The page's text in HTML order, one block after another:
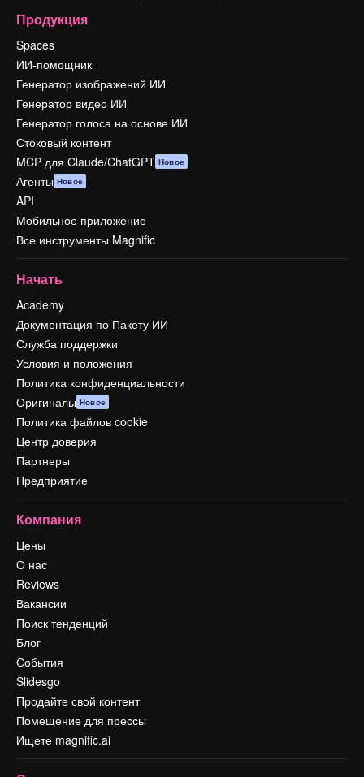
Продукция
Spaces
ИИ-помощник
Генератор изображений ИИ
Генератор видео ИИ
Генератор голоса на основе ИИ
Стоковый контент
MCP для Claude/ChatGPT Новое
Агенты Новое
API
Мобильное приложение
Все инструменты Magnific
Начать
Academy
Документация по Пакету ИИ
Служба поддержки
Условия и положения
Политика конфиденциальности
Оригиналы Новое
Политика файлов cookie
Центр доверия
Партнеры
Предприятие
Компания
Цены
О нас
Reviews
Вакансии
Поиск тенденций
Блог
События
Slidesgo
Продайте свой контент
Помещение для прессы
Ищете magnific.ai